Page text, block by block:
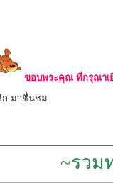
ขอบพระคุณ ที่กรุณาเ
ก มาชื่นชม
~รวม